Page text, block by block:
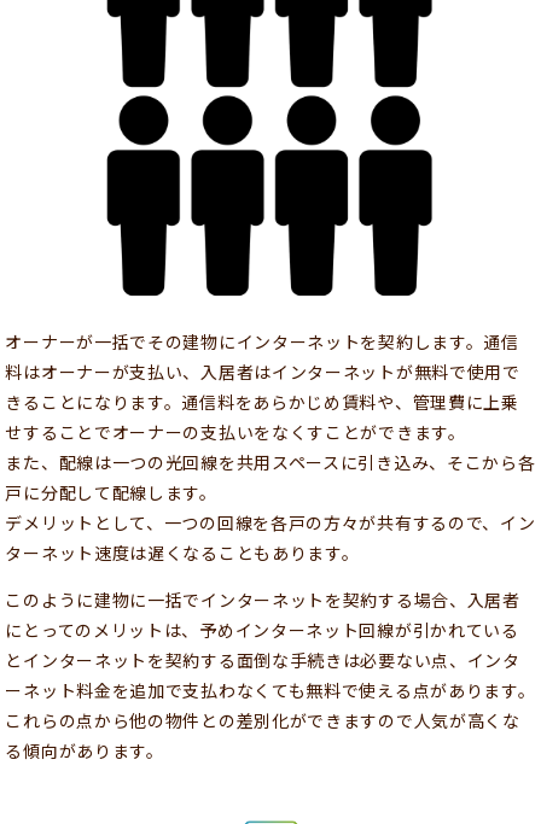
オーナーが一括でその建物にインターネットを契約します。通信
料はオーナーが支払い、入居者はインターネットが無料で使用で
きることになります。通信料をあらかじめ賃料や、管理費に上乗
せすることでオーナーの支払いをなくすことができます。
また、配線は一つの光回線を共用スペースに引き込み、そこから各
戸に分配して配線します。
デメリットとして、一つの回線を各戸の方々が共有するので、イン
ターネット速度は遅くなることもあります。
このように建物に一括でインターネットを契約する場合、入居者
にとってのメリットは、予めインターネット回線が引かれている
とインターネットを契約する面倒な手続きは必要ない点、インタ
ーネット料金を追加で支払わなくても無料で使える点があります。
これらの点から他の物件との差別化ができますので人気が高くな
る傾向があります。